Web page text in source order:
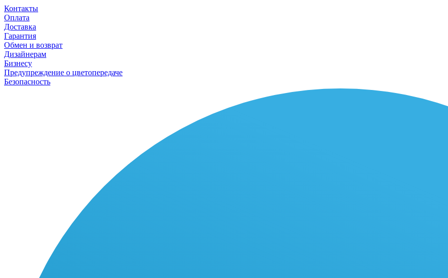
Контакты
Оплата
Доставка
Гарантия
Обмен и возврат
Дизайнерам
Бизнесу
Предупреждение о цветопередаче
Безопасность